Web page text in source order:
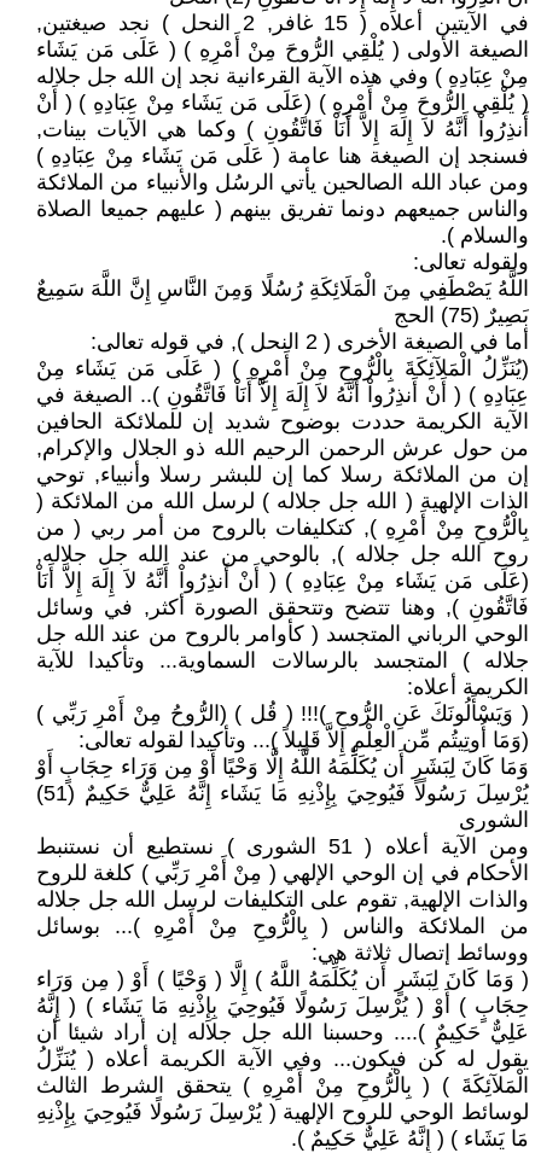
في الآيتين أعلاه ( 15 غافر, 2 النحل ) نجد صيغتين,
الصيغة الأولى ( يُلْقِي الرُّوحَ مِنْ أَمْرِهِ ) ( عَلَى مَن يَشَاء
مِنْ عِبَادِهِ ) وفي هذه الآية القرءانية نجد إن الله جل جلاله
( يُلْقِي الرُّوحَ مِنْ أَمْرِهِ ) (عَلَى مَن يَشَاء مِنْ عِبَادِهِ ) ( أَنْ
أَنذِرُواْ أَنَّهُ لاَ إِلَهَ إِلاَّ أَنَاْ فَاتَّقُونِ ) وكما هي الآيات بينات,
فسنجد إن الصيغة هنا عامة ( عَلَى مَن يَشَاء مِنْ عِبَادِهِ )
ومن عباد الله الصالحين يأتي الرسُل والأنبياء من الملائكة
والناس جميعهم دونما تفريق بينهم ( عليهم جميعا الصلاة
والسلام ).
ولقوله تعالى:
اللَّهُ يَصْطَفِي مِنَ الْمَلَائِكَةِ رُسُلًا وَمِنَ النَّاسِ إِنَّ اللَّهَ سَمِيعٌ
بَصِيرٌ (75) الحج
أما في الصيغة الأخرى ( 2 النحل ), في قوله تعالى:
(يُنَزِّلُ الْمَلآئِكَةَ بِالْرُّوحِ مِنْ أَمْرِهِ ) ( عَلَى مَن يَشَاء مِنْ
عِبَادِهِ ) ( أَنْ أَنذِرُواْ أَنَّهُ لاَ إِلَهَ إِلاَّ أَنَاْ فَاتَّقُونِ ).. الصيغة في
الآية الكريمة حددت بوضوح شديد إن للملائكة الحافين
من حول عرش الرحمن الرحيم الله ذو الجلال والإكرام,
إن من الملائكة رسلا كما إن للبشر رسلا وأنبياء, توحي
الذات الإلهية ( الله جل جلاله ) لرسل الله من الملائكة (
بِالْرُّوحِ مِنْ أَمْرِهِ ), كتكليفات بالروح من أمر ربي ( من
روح الله جل جلاله ), بالوحي من عند الله جل جلاله,
(عَلَى مَن يَشَاء مِنْ عِبَادِهِ ) ( أَنْ أَنذِرُواْ أَنَّهُ لاَ إِلَهَ إِلاَّ أَنَاْ
فَاتَّقُونِ ), وهنا تتضح وتتحقق الصورة أكثر, في وسائل
الوحي الرباني المتجسد ( كأوامر بالروح من عند الله جل
جلاله ) المتجسد بالرسالات السماوية... وتأكيدا للآية
الكريمة أعلاه:
( وَيَسْأَلُونَكَ عَنِ الرُّوحِ )!!! ( قُل ) (الرُّوحُ مِنْ أَمْرِ رَبِّي )
(وَمَا أُوتِيتُم مِّن الْعِلْمِ إِلاَّ قَلِيلاً )... وتأكيدا لقوله تعالى:
وَمَا كَانَ لِبَشَرٍ أَن يُكَلِّمَهُ اللَّهُ إِلَّا وَحْيًا أَوْ مِن وَرَاء حِجَابٍ أَوْ
يُرْسِلَ رَسُولًا فَيُوحِيَ بِإِذْنِهِ مَا يَشَاء إِنَّهُ عَلِيٌّ حَكِيمٌ (51)
الشورى
ومن الآية أعلاه ( 51 الشورى ) نستطيع أن نستنبط
الأحكام في إن الوحي الإلهي ( مِنْ أَمْرِ رَبِّي ) كلغة للروح
والذات الإلهية, تقوم على التكليفات لرسل الله جل جلاله
من الملائكة والناس ( بِالْرُّوحِ مِنْ أَمْرِهِ )... بوسائل
ووسائط إتصال ثلاثة هي:
( وَمَا كَانَ لِبَشَرٍ أَن يُكَلِّمَهُ اللَّهُ ) إِلَّا ( وَحْيًا ) أَوْ ( مِن وَرَاء
حِجَابٍ ) أَوْ ( يُرْسِلَ رَسُولًا فَيُوحِيَ بِإِذْنِهِ مَا يَشَاء ) ( إِنَّهُ
عَلِيٌّ حَكِيمٌ ).... وحسبنا الله جل جلاله إن أراد شيئا أن
يقول له كُن فيكون... وفي الآية الكريمة أعلاه ( يُنَزِّلُ
الْمَلآئِكَةَ ) ( بِالْرُّوحِ مِنْ أَمْرِهِ ) يتحقق الشرط الثالث
لوسائط الوحي للروح الإلهية ( يُرْسِلَ رَسُولًا فَيُوحِيَ بِإِذْنِهِ
مَا يَشَاء ) ( إِنَّهُ عَلِيٌّ حَكِيمٌ ).